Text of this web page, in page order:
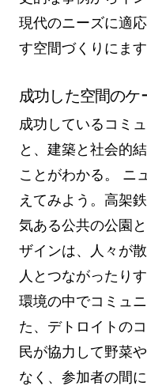
現代のニーズに適
す空間づくりにま
成功した空間のケ
成功しているコミ
と、建築と社会的
ことがわかる。 ニ
えてみよう。高架
気ある公共の公園
ザインは、人々が
人とつながったり
環境の中でコミュ
た、デトロイトの
民が協力して野菜
なく、参加者の間